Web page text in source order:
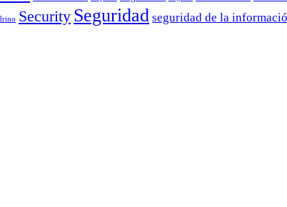
Security Seguridad seguridad de la